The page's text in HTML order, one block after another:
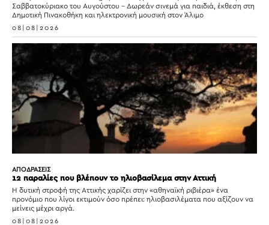
Σαββατοκύριακο του Αυγούστου – Δωρεάν σινεμά για παιδιά, έκθεση στη
Δημοτική Πινακοθήκη και ηλεκτρονική μουσική στον Άλιμο
08|08|2026
ΑΠΟΔΡΑΣΕΙΣ
12 παραλίες που βλέπουν το ηλιοβασίλεμα στην Αττική
Η δυτική στροφή της Αττικής χαρίζει στην «αθηναϊκή ριβιέρα» ένα
προνόμιο που λίγοι εκτιμούν όσο πρέπει: ηλιοβασιλέματα που αξίζουν να
μείνεις μέχρι αργά.
08|08|2026